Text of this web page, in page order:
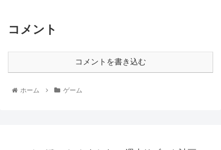
コメント
コメントを書き込む
ホーム ゲーム